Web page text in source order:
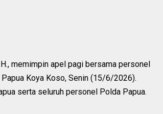
memimpin apel pagi bersama personel
Koya Koso, Senin (15/6/2026).
serta seluruh personel Polda Papua.